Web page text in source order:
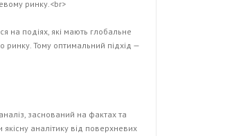
ринку.<br>
на подіях, які мають глобальне
ринку. Тому оптимальний підхід —
заснований на фактах та
аналітику від поверхневих